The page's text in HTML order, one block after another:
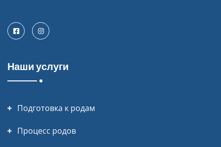
FacebookInstagram
Наши услуги
Подготовка к родам
Процесс родов